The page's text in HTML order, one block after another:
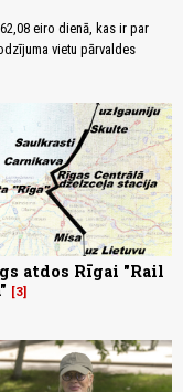
eiro dienā, kas ir par
vietu pārvaldes
atdos Rīgai "Rail
3